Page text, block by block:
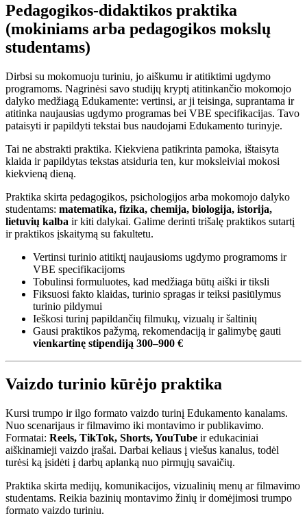
Pedagogikos-didaktikos praktika
(mokiniams arba pedagogikos mokslų
studentams)
Dirbsi su mokomuoju turiniu, jo aiškumu ir atitiktimi ugdymo
programoms. Nagrinėsi savo studijų kryptį atitinkančio mokomojo
dalyko medžiagą Edukamente: vertinsi, ar ji teisinga, suprantama ir
atitinka naujausias ugdymo programas bei VBE specifikacijas. Tavo
pataisyti ir papildyti tekstai bus naudojami Edukamento turinyje.
Tai ne abstrakti praktika. Kiekviena patikrinta pamoka, ištaisyta
klaida ir papildytas tekstas atsiduria ten, kur moksleiviai mokosi
kiekvieną dieną.
Praktika skirta pedagogikos, psichologijos arba mokomojo dalyko
studentams: matematika, fizika, chemija, biologija, istorija,
lietuvių kalba ir kiti dalykai. Galime derinti trišalę praktikos sutartį
ir praktikos įskaitymą su fakultetu.
Vertinsi turinio atitiktį naujausioms ugdymo programoms ir
VBE specifikacijoms
Tobulinsi formuluotes, kad medžiaga būtų aiški ir tiksli
Fiksuosi fakto klaidas, turinio spragas ir teiksi pasiūlymus
turinio pildymui
Ieškosi turinį papildančių filmukų, vizualų ir šaltinių
Gausi praktikos pažymą, rekomendaciją ir galimybę gauti
vienkartinę stipendiją 300–900 €
Vaizdo turinio kūrėjo praktika
Kursi trumpo ir ilgo formato vaizdo turinį Edukamento kanalams.
Nuo scenarijaus ir filmavimo iki montavimo ir publikavimo.
Formatai: Reels, TikTok, Shorts, YouTube ir edukaciniai
aiškinamieji vaizdo įrašai. Darbai keliaus į viešus kanalus, todėl
turėsi ką įsidėti į darbų aplanką nuo pirmųjų savaičių.
Praktika skirta medijų, komunikacijos, vizualinių menų ar filmavimo
studentams. Reikia bazinių montavimo žinių ir domėjimosi trumpo
formato vaizdo turiniu.